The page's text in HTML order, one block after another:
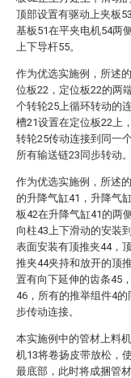
顶部设置有驱动上夹板
基板51在平夹电机54两
上下导杆55。
作为优选实施例，所述
位板22，定位板22的两
个转轮25上循环转动的
槽21设置在定位板22上
转轮25传动连接到同一
所有输送链23同步转动。
作为优选实施例，所述
的升降气缸41，升降气
板42在升降气缸41的两
向柱43上下滑动的安装
表面安装有顶推夹44，
推夹44夹持和放开的顶
置有向下延伸的齿条45
46，所有的推举组件4
步传动连接。
本实施例中的管材上料
机13将卷扬皮带放松，
最底部，此时将成捆管